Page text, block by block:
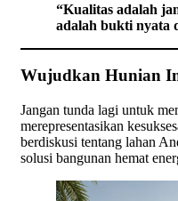
“Kualitas adalah
adalah bukti nyata
Wujudkan Hunian
Jangan tunda lagi untuk
merepresentasikan
berdiskusi tentang lahan
solusi bangunan hemat